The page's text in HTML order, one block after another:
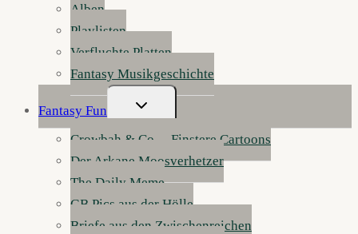
Alben
Playlisten
Verfluchte Platten
Fantasy Musikgeschichte
Fantasy Fun
Untermenü
Umschalten
Crowbah & Co. – Finstere Cartoons
Der Arkane Moosverhetzer
The Daily Meme
GB Pics aus der Hölle
Briefe aus den Zwischenreichen